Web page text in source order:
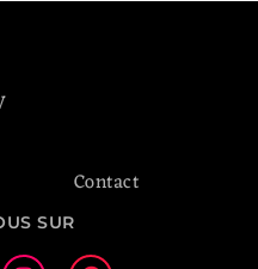
Contact
SUR